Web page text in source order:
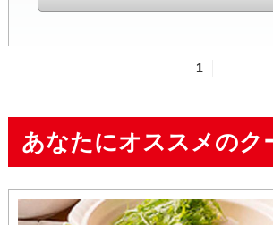
1
あなたにオススメのク